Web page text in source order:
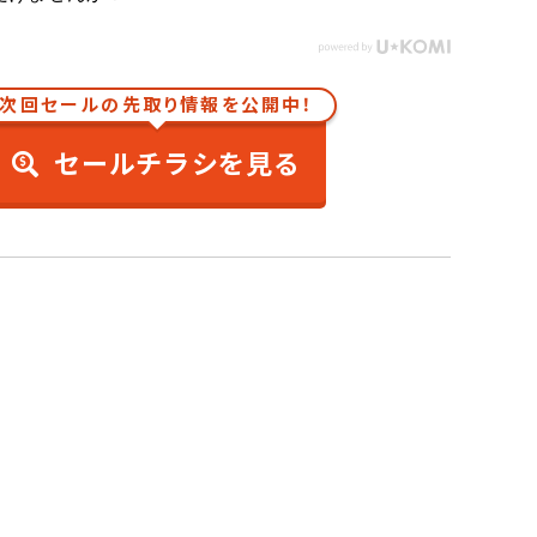
次回セールの先取り情報を公開中！
セールチラシを見る